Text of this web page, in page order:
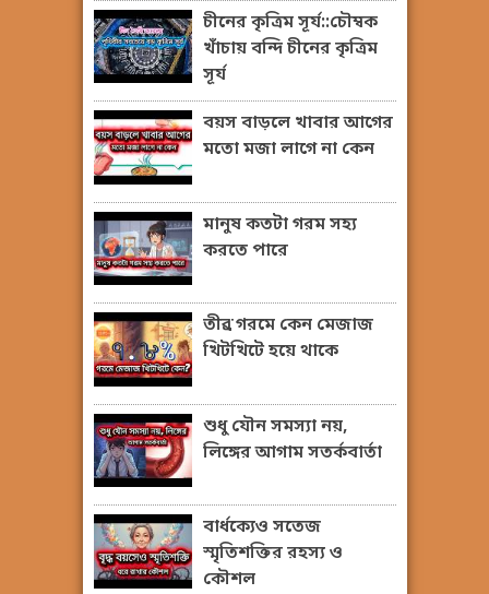
চীনের কৃত্রিম সূর্য::চৌম্বক
খাঁচায় বন্দি চীনের কৃত্রিম
সূর্য
বয়স বাড়লে খাবার আগের
মতো মজা লাগে না কেন
মানুষ কতটা গরম সহ্য
করতে পারে
তীব্র গরমে কেন মেজাজ
খিটখিটে হয়ে থাকে
শুধু যৌন সমস্যা নয়,
লিঙ্গের আগাম সতর্কবার্তা
বার্ধক্যেও সতেজ
স্মৃতিশক্তির রহস্য ও
কৌশল